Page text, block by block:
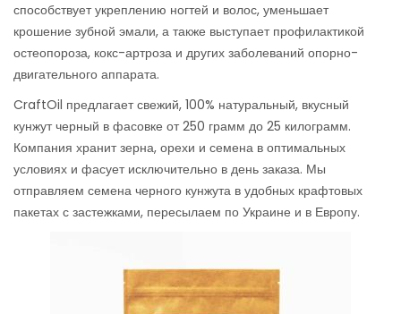
способствует укреплению ногтей и волос, уменьшает
крошение зубной эмали, а также выступает профилактикой
остеопороза, кокс-артроза и других заболеваний опорно-
двигательного аппарата.
CraftOil предлагает свежий, 100% натуральный, вкусный
кунжут черный в фасовке от 250 грамм до 25 килограмм.
Компания хранит зерна, орехи и семена в оптимальных
условиях и фасует исключительно в день заказа. Мы
отправляем семена черного кунжута в удобных крафтовых
пакетах с застежками, пересылаем по Украине и в Европу.